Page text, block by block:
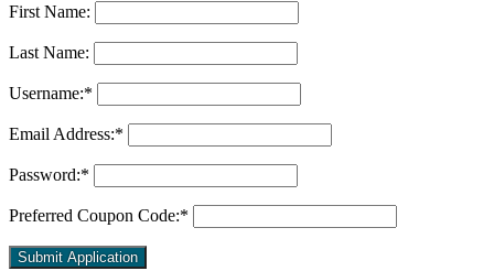
First Name:
Last Name:
Username:*
Email Address:*
Password:*
Preferred Coupon Code:*